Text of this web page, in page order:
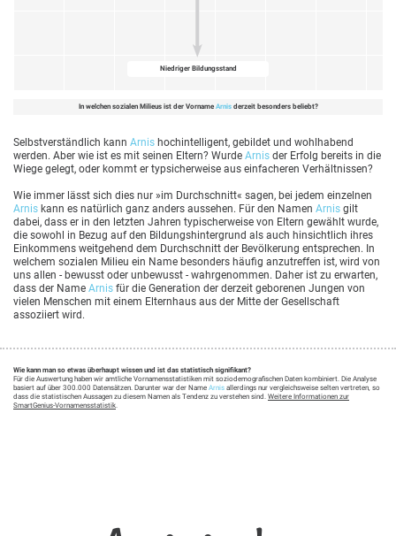
Niedriger Bildungsstand
In welchen sozialen Milieus ist der Vorname Arnisderzeit besonders beliebt?
Selbstverständlich kann Arnis hochintelligent, gebildet und wohlhabend
werden. Aber wie ist es mit seinen Eltern? Wurde Arnis der Erfolg bereits in die
Wiege gelegt, oder kommt er typsicherweise aus einfacheren Verhältnissen?
Wie immer lässt sich dies nur »im Durchschnitt« sagen, bei jedem einzelnen
Arnis kann es natürlich ganz anders aussehen. Für den Namen Arnis gilt
dabei, dass er in den letzten Jahren typischerweise von Eltern gewählt wurde,
die sowohl in Bezug auf den Bildungshintergrund als auch hinsichtlich ihres
Einkommens weitgehend dem Durchschnitt der Bevölkerung entsprechen. In
welchem sozialen Milieu ein Name besonders häufig anzutreffen ist, wird von
uns allen - bewusst oder unbewusst - wahrgenommen. Daher ist zu erwarten,
dass der Name Arnis für die Generation der derzeit geborenen Jungen von
vielen Menschen mit einem Elternhaus aus der Mitte der Gesellschaft
assoziiert wird.
Wie kann man so etwas überhaupt wissen und ist das statistisch signifikant?
Für die Auswertung haben wir amtliche Vornamensstatistiken mit soziodemografischen Daten kombiniert. Die Analyse
basiert auf über 300.000 Datensätzen. Darunter war der Name Arnis allerdings nur vergleichsweise selten vertreten, so
dass die statistischen Aussagen zu diesem Namen als Tendenz zu verstehen sind. Weitere Informationen zur
SmartGenius-Vornamensstatistik.